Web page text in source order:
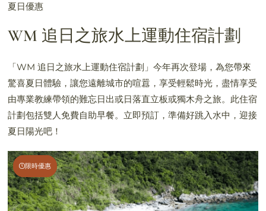
夏日優惠
WM 追日之旅水上運動住宿計劃
「WM 追日之旅水上運動住宿計劃」今年再次登場，為您帶來
驚喜夏日體驗，讓您遠離城市的喧囂，享受輕鬆時光，盡情享受
由專業教練帶領的難忘日出或日落直立板或獨木舟之旅。此住宿
計劃包括雙人免費自助早餐。立即預訂，準備好跳入水中，迎接
夏日陽光吧！
限時優惠
限時優惠